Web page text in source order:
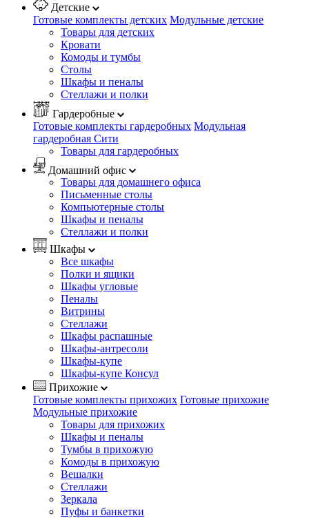
Детские
Готовые комплекты детских Модульные детские
Товары для детских
Кровати
Комоды и тумбы
Столы
Шкафы и пеналы
Стеллажи и полки
Гардеробные
Готовые комплекты гардеробных Модульная
гардеробная Сити
Товары для гардеробных
Домашний офис
Товары для домашнего офиса
Письменные столы
Компьютерные столы
Шкафы и пеналы
Стеллажи и полки
Шкафы
Все шкафы
Полки и ящики
Шкафы угловые
Пеналы
Витрины
Стеллажи
Шкафы распашные
Шкафы-антресоли
Шкафы-купе
Шкафы-купе Консул
Прихожие
Готовые комплекты прихожих Готовые прихожие
Модульные прихожие
Товары для прихожих
Шкафы и пеналы
Тумбы в прихожую
Комоды в прихожую
Вешалки
Стеллажи
Зеркала
Пуфы и банкетки